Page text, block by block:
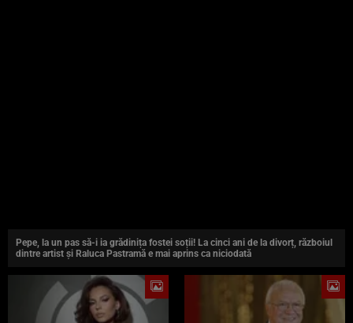
Pepe, la un pas să-i ia grădinița fostei soții! La cinci ani de la divorț, războiul
dintre artist și Raluca Pastramă e mai aprins ca niciodată